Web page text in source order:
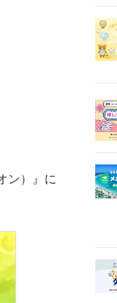
ン）』に